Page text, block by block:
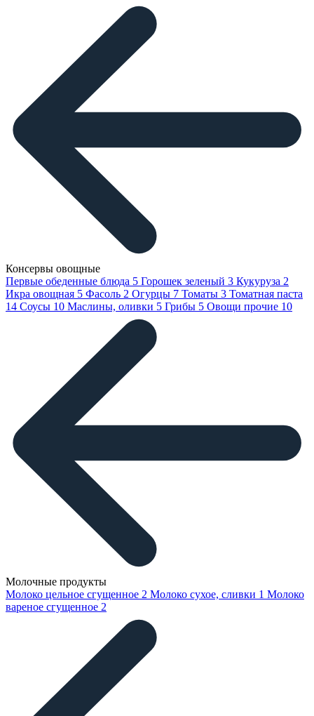
Консервы овощные
Первые обеденные блюда 5 Горошек зеленый 3 Кукуруза 2
Икра овощная 5 Фасоль 2 Огурцы 7 Томаты 3 Томатная паста
14 Соусы 10 Маслины, оливки 5 Грибы 5 Овощи прочие 10
Молочные продукты
Молоко цельное сгущенное 2 Молоко сухое, сливки 1 Молоко
вареное сгущенное 2